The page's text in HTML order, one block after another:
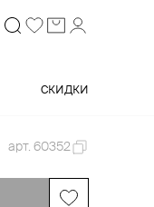
скидки
арт. 60352